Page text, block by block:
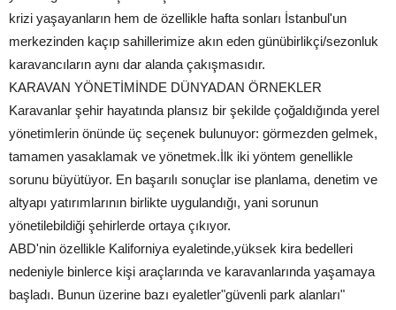
krizi yaşayanların hem de özellikle hafta sonları İstanbul'un
merkezinden kaçıp sahillerimize akın eden günübirlikçi/sezonluk
karavancıların aynı dar alanda çakışmasıdır.
KARAVAN YÖNETİMİNDE DÜNYADAN ÖRNEKLER
Karavanlar şehir hayatında plansız bir şekilde çoğaldığında yerel
yönetimlerin önünde üç seçenek bulunuyor: görmezden gelmek,
tamamen yasaklamak ve yönetmek.İlk iki yöntem genellikle
sorunu büyütüyor. En başarılı sonuçlar ise planlama, denetim ve
altyapı yatırımlarının birlikte uygulandığı, yani sorunun
yönetilebildiği şehirlerde ortaya çıkıyor.
ABD'nin özellikle Kaliforniya eyaletinde,yüksek kira bedelleri
nedeniyle binlerce kişi araçlarında ve karavanlarında yaşamaya
başladı. Bunun üzerine bazı eyaletler"güvenli park alanları"